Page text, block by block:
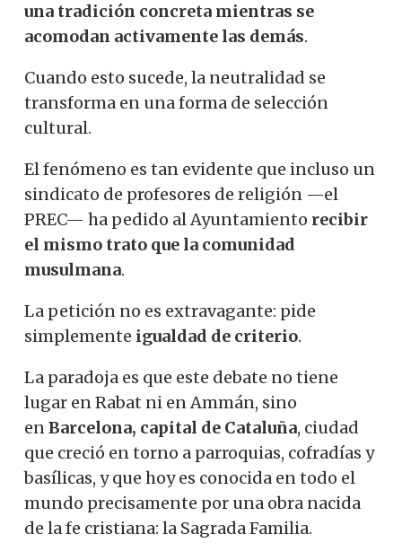
una tradición concreta mientras se
acomodan activamente las demás.
Cuando esto sucede, la neutralidad se
transforma en una forma de selección
cultural.
El fenómeno es tan evidente que incluso un
sindicato de profesores de religión —el
PREC— ha pedido al Ayuntamiento recibir
el mismo trato que la comunidad
musulmana.
La petición no es extravagante: pide
simplemente igualdad de criterio.
La paradoja es que este debate no tiene
lugar en Rabat ni en Ammán, sino
enBarcelona, ​​capital de Cataluña, ciudad
que creció en torno a parroquias, cofradías y
basílicas, y que hoy es conocida en todo el
mundo precisamente por una obra nacida
de la fe cristiana: la Sagrada Familia.